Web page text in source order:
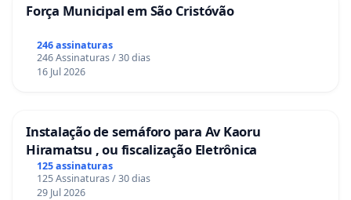
Força Municipal em São Cristóvão
246 assinaturas
246 Assinaturas / 30 dias
16 Jul 2026
Instalação de semáforo para Av Kaoru
Hiramatsu , ou fiscalização Eletrônica
125 assinaturas
125 Assinaturas / 30 dias
29 Jul 2026